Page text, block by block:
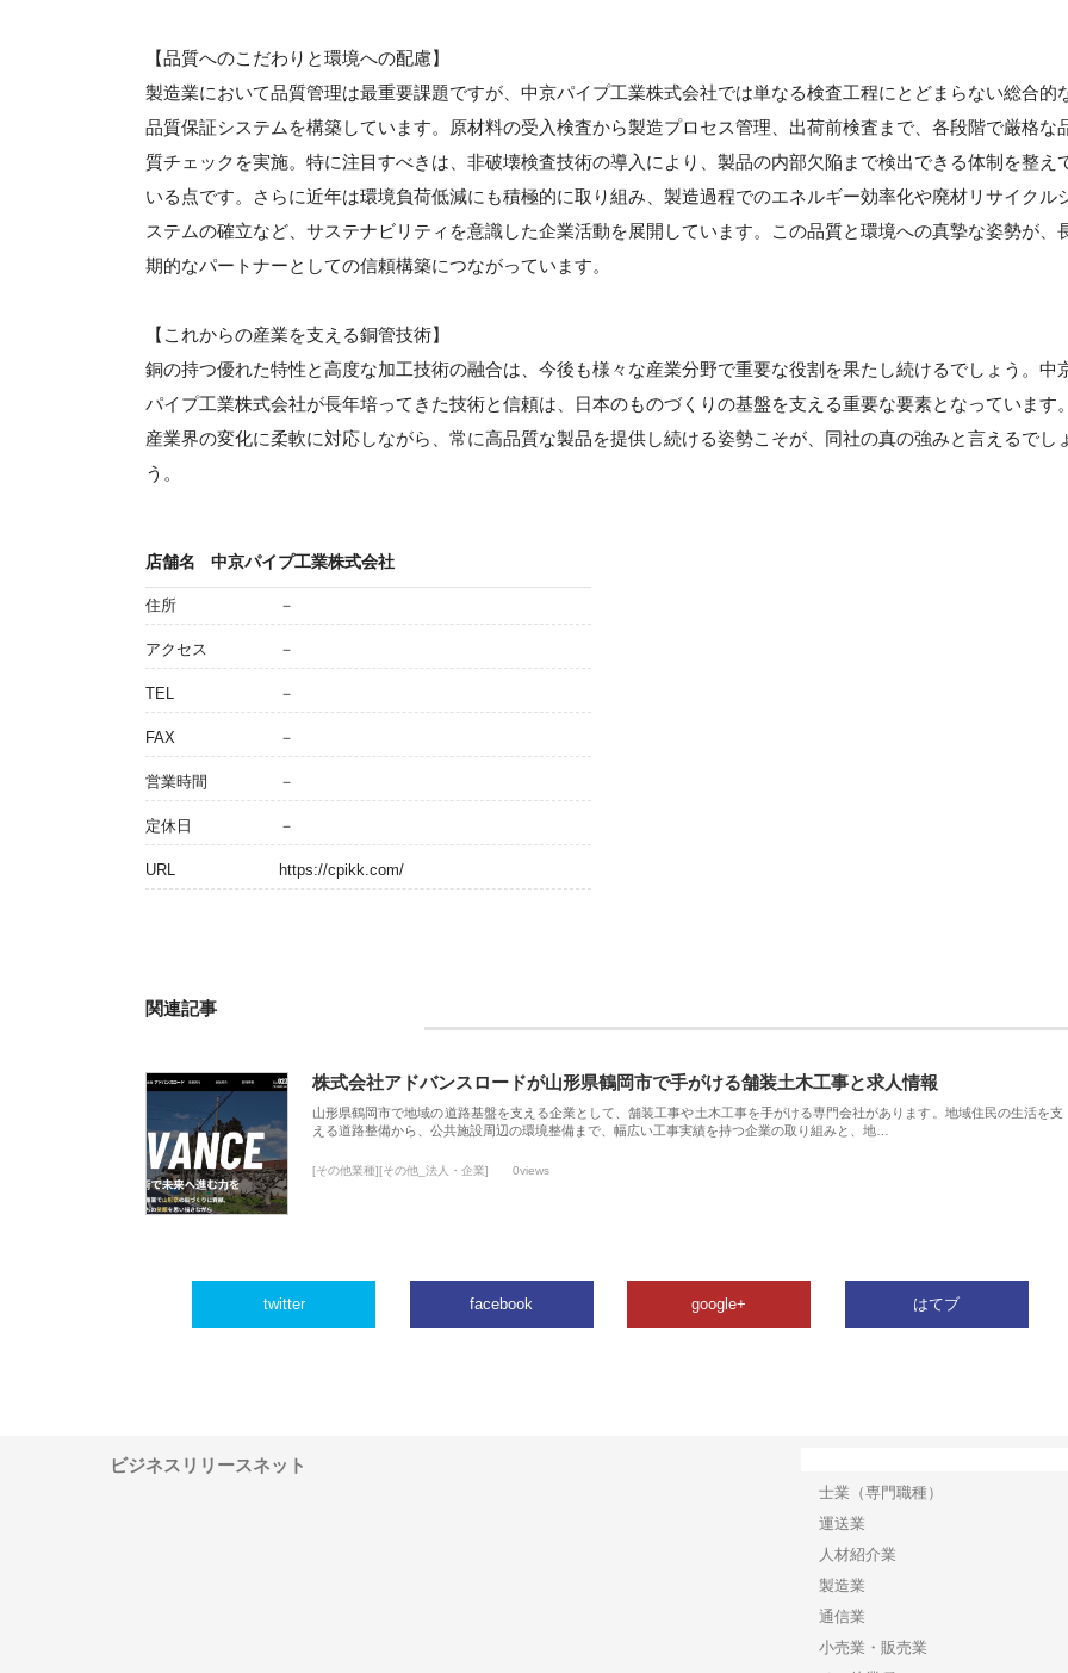
【品質へのこだわりと環境への配慮】
製造業において品質管理は最重要課題ですが、中京パイプ工業株式会社では単なる検査工程にとどまらない総合的
品質保証システムを構築しています。原材料の受入検査から製造プロセス管理、出荷前検査まで、各段階で厳格な
質チェックを実施。特に注目すべきは、非破壊検査技術の導入により、製品の内部欠陥まで検出できる体制を整え
いる点です。さらに近年は環境負荷低減にも積極的に取り組み、製造過程でのエネルギー効率化や廃材リサイクル
ステムの確立など、サステナビリティを意識した企業活動を展開しています。この品質と環境への真摯な姿勢が、
期的なパートナーとしての信頼構築につながっています。
【これからの産業を支える銅管技術】
銅の持つ優れた特性と高度な加工技術の融合は、今後も様々な産業分野で重要な役割を果たし続けるでしょう。中
パイプ工業株式会社が長年培ってきた技術と信頼は、日本のものづくりの基盤を支える重要な要素となっています。
産業界の変化に柔軟に対応しながら、常に高品質な製品を提供し続ける姿勢こそが、同社の真の強みと言えるでし
う。
店舗名 中京パイプ工業株式会社
住所 －
アクセス －
TEL －
FAX －
営業時間 －
定休日 －
URL https://cpikk.com/
関連記事
株式会社アドバンスロードが山形県鶴岡市で手がける舗装土木工事と求人情報
山形県鶴岡市で地域の道路基盤を支える企業として、舗装工事や土木工事を手がける専門会社があります。地域住民の生活を支
える道路整備から、公共施設周辺の環境整備まで、幅広い工事実績を持つ企業の取り組みと、地…
[その他業種][その他_法人・企業] 0views
twitter facebook google+ はてブ
ビジネスリリースネット
士業（専門職種）
運送業
人材紹介業
製造業
通信業
小売業・販売業